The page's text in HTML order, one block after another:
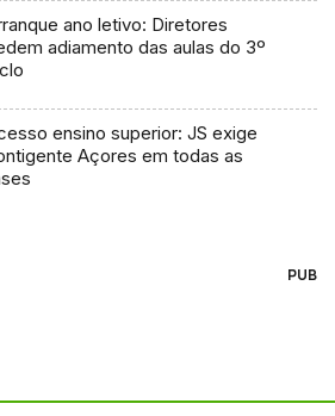
ano letivo: Diretores
adiamento das aulas do 3º
ensino superior: JS exige
Açores em todas as
PUB